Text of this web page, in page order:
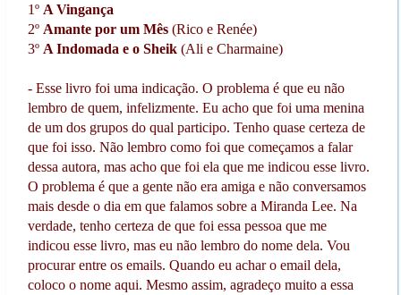
1º A Vingança
2º Amante por um Mês(Rico e Renée)
3º A Indomada e o Sheik(Ali e Charmaine)
- Esse livro foi uma indicação. O problema é que eu não
lembro de quem, infelizmente. Eu acho que foi uma menina
de um dos grupos do qual participo. Tenho quase certeza de
que foi isso. Não lembro como foi que começamos a falar
dessa autora, mas acho que foi ela que me indicou esse livro.
O problema é que a gente não era amiga e não conversamos
mais desde o dia em que falamos sobre a Miranda Lee. Na
verdade, tenho certeza de que foi essa pessoa que me
indicou esse livro, mas eu não lembro do nome dela. Vou
procurar entre os emails. Quando eu achar o email dela,
coloco o nome aqui. Mesmo assim, agradeço muito a essa